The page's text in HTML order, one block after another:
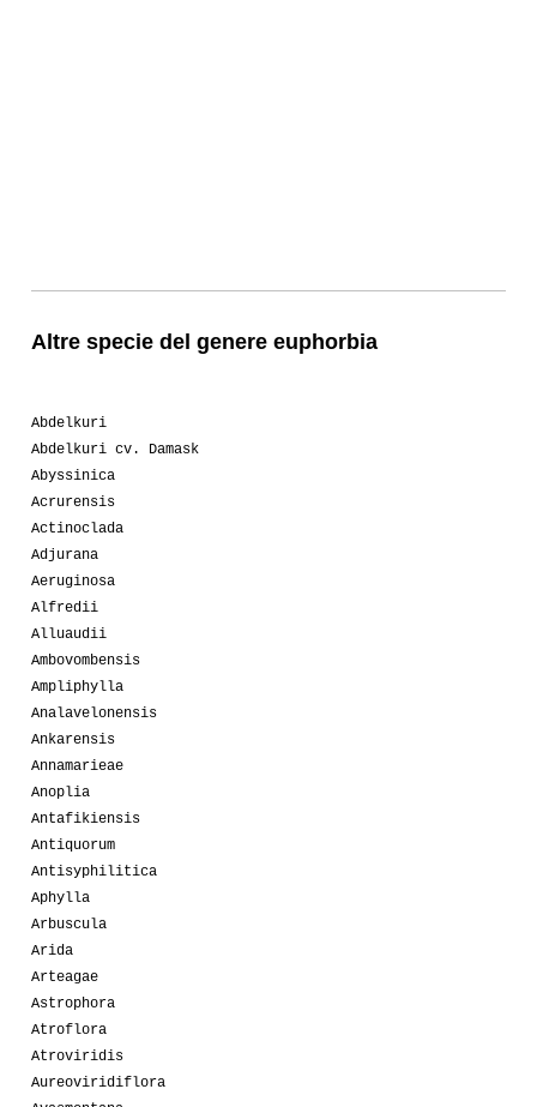
Altre specie del genere euphorbia
Abdelkuri
Abdelkuri cv. Damask
Abyssinica
Acrurensis
Actinoclada
Adjurana
Aeruginosa
Alfredii
Alluaudii
Ambovombensis
Ampliphylla
Analavelonensis
Ankarensis
Annamarieae
Anoplia
Antafikiensis
Antiquorum
Antisyphilitica
Aphylla
Arbuscula
Arida
Arteagae
Astrophora
Atroflora
Atroviridis
Aureoviridiflora